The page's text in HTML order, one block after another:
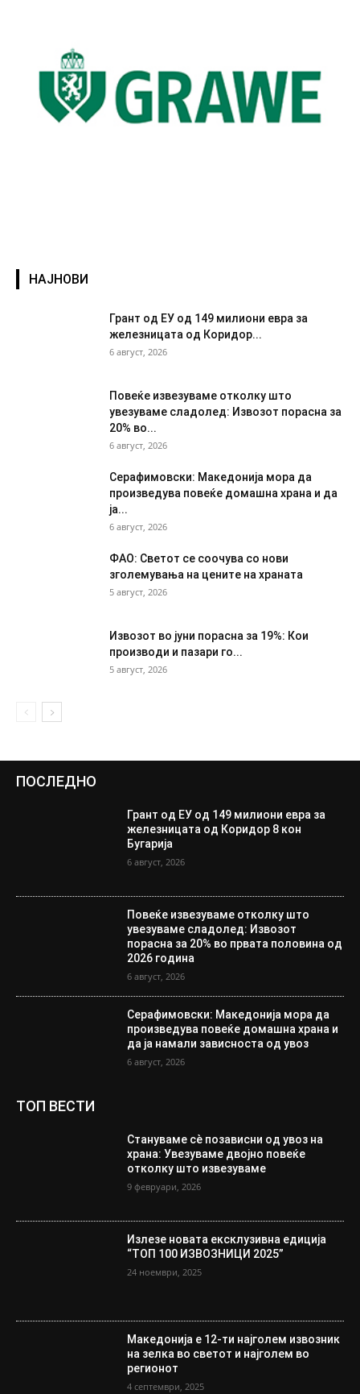
НАЈНОВИ
Грант од ЕУ од 149 милиони евра за
железницата од Коридор...
6 август, 2026
Повеќе извезуваме отколку што
увезуваме сладолед: Извозот порасна за
20% во...
6 август, 2026
Серафимовски: Македонија мора да
произведува повеќе домашна храна и да
ја...
6 август, 2026
ФАО: Светот се соочува со нови
зголемувања на цените на храната
5 август, 2026
Извозот во јуни порасна за 19%: Кои
производи и пазари го...
5 август, 2026
ПОСЛЕДНО
Грант од ЕУ од 149 милиони евра за
железницата од Коридор 8 кон
Бугарија
6 август, 2026
Повеќе извезуваме отколку што
увезуваме сладолед: Извозот
порасна за 20% во првата половина од
2026 година
6 август, 2026
Серафимовски: Македонија мора да
произведува повеќе домашна храна и
да ја намали зависноста од увоз
6 август, 2026
ТОП ВЕСТИ
Стануваме сè позависни од увоз на
храна: Увезуваме двојно повеќе
отколку што извезуваме
9 февруари, 2026
Излезе новата ексклузивна едиција
“ТОП 100 ИЗВОЗНИЦИ 2025”
24 ноември, 2025
Македонија е 12-ти најголем извозник
на зелка во светот и најголем во
регионот
4 септември, 2025